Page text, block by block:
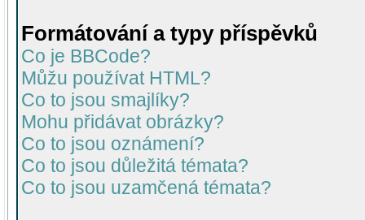
Formátování a typy příspěvků
Co je BBCode?
Můžu používat HTML?
Co to jsou smajlíky?
Mohu přidávat obrázky?
Co to jsou oznámení?
Co to jsou důležitá témata?
Co to jsou uzamčená témata?